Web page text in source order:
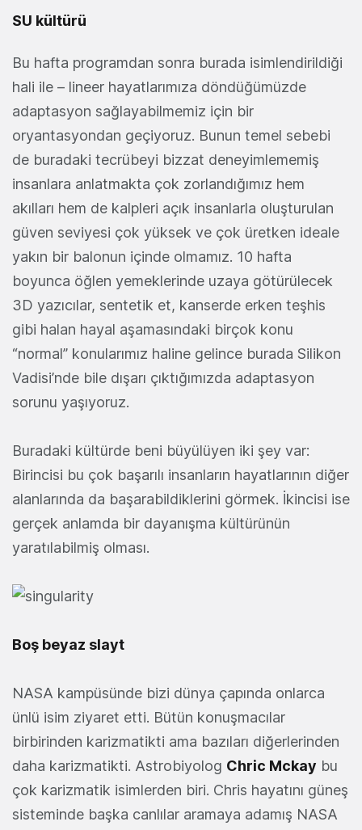
SU kültürü
Bu hafta programdan sonra burada isimlendirildiği
hali ile – lineer hayatlarımıza döndüğümüzde
adaptasyon sağlayabilmemiz için bir
oryantasyondan geçiyoruz. Bunun temel sebebi
de buradaki tecrübeyi bizzat deneyimlememiş
insanlara anlatmakta çok zorlandığımız hem
akılları hem de kalpleri açık insanlarla oluşturulan
güven seviyesi çok yüksek ve çok üretken ideale
yakın bir balonun içinde olmamız. 10 hafta
boyunca öğlen yemeklerinde uzaya götürülecek
3D yazıcılar, sentetik et, kanserde erken teşhis
gibi halan hayal aşamasındaki birçok konu
“normal” konularımız haline gelince burada Silikon
Vadisi’nde bile dışarı çıktığımızda adaptasyon
sorunu yaşıyoruz.
Buradaki kültürde beni büyülüyen iki şey var:
Birincisi bu çok başarılı insanların hayatlarının diğer
alanlarında da başarabildiklerini görmek. İkincisi ise
gerçek anlamda bir dayanışma kültürünün
yaratılabilmiş olması.
Boş beyaz slayt
NASA kampüsünde bizi dünya çapında onlarca
ünlü isim ziyaret etti. Bütün konuşmacılar
birbirinden karizmatikti ama bazıları diğerlerinden
daha karizmatikti. Astrobiyolog Chric Mckay bu
çok karizmatik isimlerden biri. Chris hayatını güneş
sisteminde başka canlılar aramaya adamış NASA